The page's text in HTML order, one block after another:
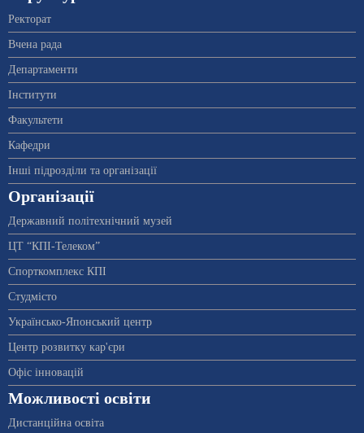
Ректорат
Вчена рада
Департаменти
Інститути
Факультети
Кафедри
Інші підрозділи та організації
Організації
Державний політехнічний музей
ЦТ “КПІ-Телеком”
Спорткомплекс КПІ
Студмісто
Українсько-Японський центр
Центр розвитку кар'єри
Офіс інновацій
Можливості освіти
Дистанційна освіта